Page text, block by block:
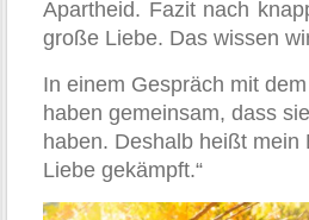
Apartheid. Fazit nach
große Liebe. Das wissen
In einem Gespräch mit
haben gemeinsam, dass
haben. Deshalb heißt mein
Liebe gekämpft.“